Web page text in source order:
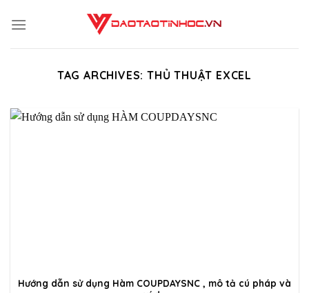
TAG ARCHIVES:THỦ THUẬT EXCEL
Hướng dẫn sử dụng Hàm COUPDAYSNC , mô tả cú pháp và